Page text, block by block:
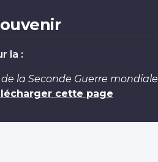
la :
la Seconde Guerre mondiale
cette page